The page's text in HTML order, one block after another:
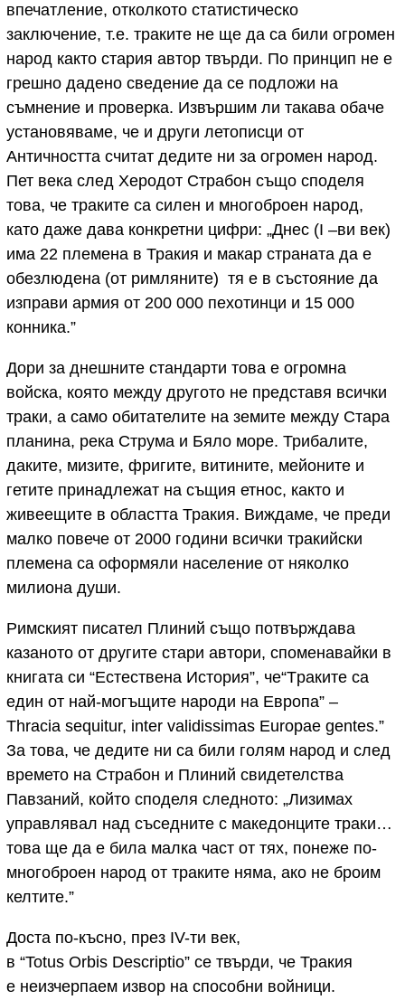
впечатление, отколкото статистическо
заключение, т.е. траките не ще да са били огромен
народ както стария автор твърди. По принцип не е
грешно дадено сведение да се подложи на
съмнение и проверка. Извършим ли такава обаче
установяваме, че и други летописци от
Античността считат дедите ни за огромен народ.
Пет века след Херодот Страбон също споделя
това, че траките са силен и многоброен народ,
като даже дава конкретни цифри: „Днес (I –ви век)
има 22 племена в Тракия и макар страната да е
обезлюдена (от римляните) тя е в състояние да
изправи армия от 200 000 пехотинци и 15 000
конника.”
Дори за днешните стандарти това е огромна
войска, която между другото не представя всички
траки, а само обитателите на земите между Стара
планина, река Струма и Бяло море. Трибалите,
даките, мизите, фригите, витините, мейоните и
гетите принадлежат на същия етнос, както и
живеещите в областта Тракия. Виждаме, че преди
малко повече от 2000 години всички тракийски
племена са оформяли население от няколко
милиона души.
Римският писател Плиний също потвърждава
кaзаното oт другите стари автори, споменавайки в
книгата си “Естествена История”, че“Tраките са
един от най-могъщите народи на Европа” –
Thracia sequitur, inter validissimas Europae gentes.”
За това, че дедите ни са били голям народ и след
времето на Страбон и Плиний свидетелства
Павзаний, който споделя следното: „Лизимах
управлявал над съседните с македонците траки…
това ще да е била малка част от тях, понеже по-
многоброен народ от траките няма, ако не броим
келтите.”
Доста по-късно, през IV-ти век,
в “Totus Orbis Descriptio” се твърди, че Тракия
е неизчерпаем извор на способни войници.